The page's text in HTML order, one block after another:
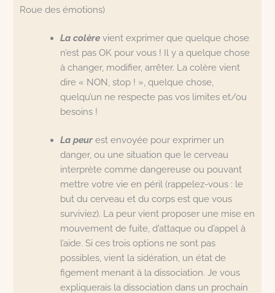
Roue des émotions)
La colère vient exprimer que quelque chose
n’est pas OK pour vous ! Il y a quelque chose
à changer, modifier, arrêter. La colère vient
dire « NON, stop ! », quelque chose,
quelqu’un ne respecte pas vos limites et/ou
besoins !
La peur est envoyée pour exprimer un
danger, ou une situation que le cerveau
interprète comme dangereuse ou pouvant
mettre votre vie en péril (rappelez-vous : le
but du cerveau et du corps est que vous
surviviez). La peur vient proposer une mise en
mouvement de fuite, d’attaque ou d’appel à
l’aide. Si ces trois options ne sont pas
possibles, vient la sidération, un état de
figement menant à la dissociation. Je vous
expliquerais la dissociation dans un prochain